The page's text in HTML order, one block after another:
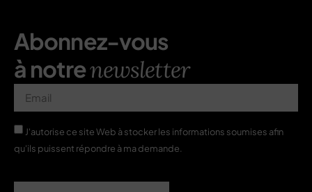
Abonnez-vous
à notrenewsletter
J'autorise ce site Web à stocker les informations soumises afin
qu'ils puissent répondre à ma demande.